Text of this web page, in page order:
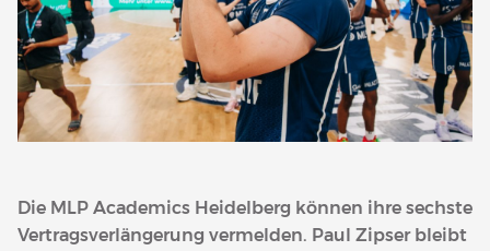
Die MLP Academics Heidelberg können ihre sechste
Vertragsverlängerung vermelden. Paul Zipser bleibt